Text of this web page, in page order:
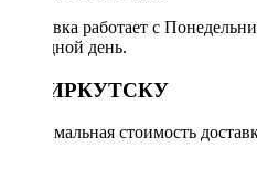
Доставка работает с
выходной день.
ПО ИРКУТСКУ
Минимальная стоимость